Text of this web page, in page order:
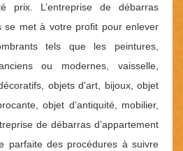
prix. L’entreprise de débarras
se met à votre profit pour enlever
tels que les peintures,
ou modernes, vaisselle,
objets d'art, bijoux, objet
objet d’antiquité, mobilier,
de débarras d’appartement
parfaite des procédures à suivre